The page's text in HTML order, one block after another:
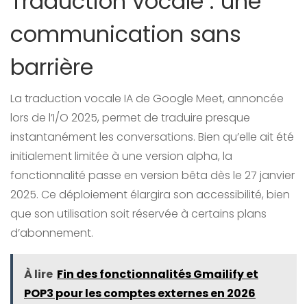
communication sans
barrière
La traduction vocale IA de Google Meet, annoncée
lors de l’I/O 2025, permet de traduire presque
instantanément les conversations. Bien qu’elle ait été
initialement limitée à une version alpha, la
fonctionnalité passe en version bêta dès le 27 janvier
2025. Ce déploiement élargira son accessibilité, bien
que son utilisation soit réservée à certains plans
d’abonnement.
À lire Fin des fonctionnalités Gmailify et
POP3 pour les comptes externes en 2026